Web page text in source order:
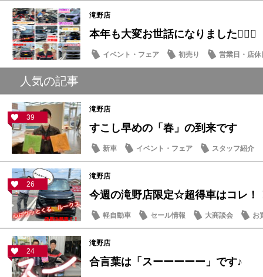
滝野店
本年も大変お世話になりました🙇🏻‍♀️
イベント・フェア 初売り 営業日・店休
人気の記事
39
滝野店
すこし早めの「春」の到来です
新車 イベント・フェア スタッフ紹介
26
滝野店
今週の滝野店限定☆超得車はコレ！
軽自動車 セール情報 大商談会 お
24
滝野店
合言葉は「スーーーーー」です♪